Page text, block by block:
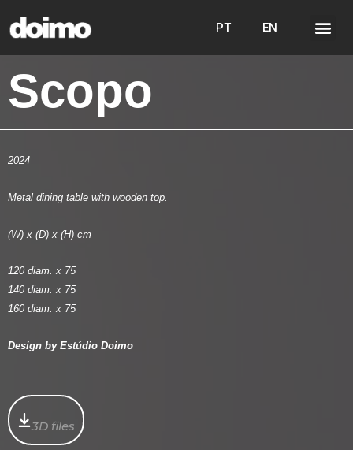
PT EN
Scopo
2024
Metal dining table with wooden top.
(W) x (D) x (H) cm
120 diam. x 75
140 diam. x 75
160 diam. x 75
Design by Estúdio Doimo
3D files